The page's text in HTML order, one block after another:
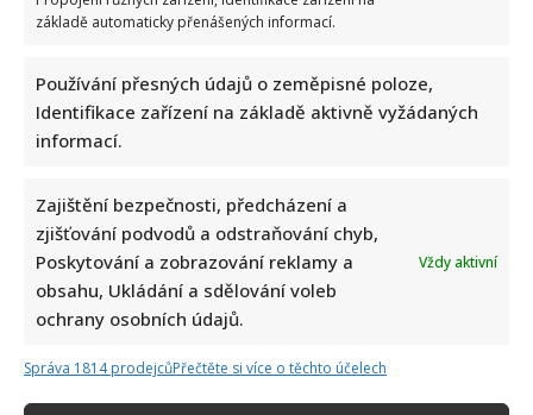
základě automaticky přenášených informací.
Používání přesných údajů o zeměpisné poloze,
Identifikace zařízení na základě aktivně vyžádaných
informací.
Zajištění bezpečnosti, předcházení a
zjišťování podvodů a odstraňování chyb,
Poskytování a zobrazování reklamy a
obsahu, Ukládání a sdělování voleb
ochrany osobních údajů.
Vždy aktivní
Správa 1814 prodejcůPřečtěte si více o těchto účelech
Retro kvíz o dovolené v době socialismu: Kdo získá 10 z 10
Autor: Richard Touš
8. 8. 2026